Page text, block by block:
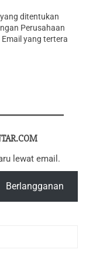
ditentukan
Perusahaan
yang tertera
lewat email.
Berlangganan